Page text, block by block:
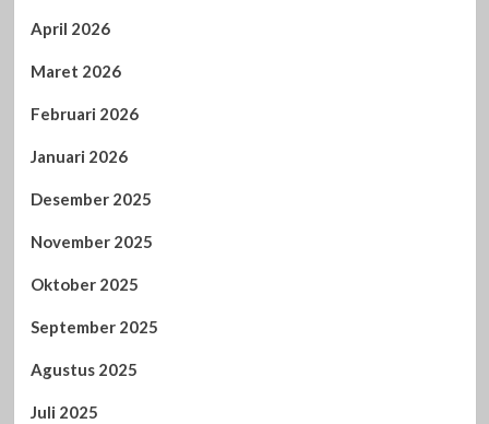
April 2026
Maret 2026
Februari 2026
Januari 2026
Desember 2025
November 2025
Oktober 2025
September 2025
Agustus 2025
Juli 2025